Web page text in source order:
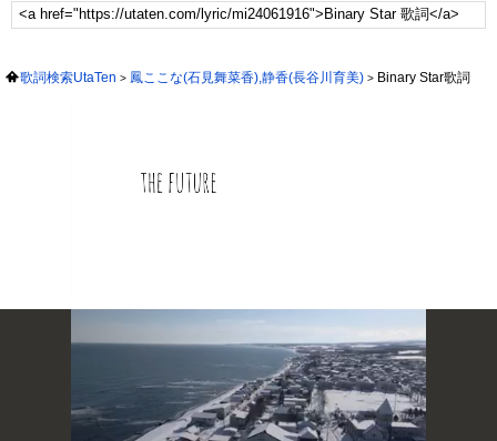
歌詞検索UtaTen 鳳ここな(石見舞菜香),静香(長谷川育美) Binary Star歌詞